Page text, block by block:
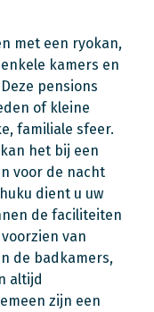
met een ryokan,
kamers en
pensions
of kleine
familiale sfeer.
het bij een
voor de nacht
dient u uw
de faciliteiten
van
de badkamers,
altijd
zijn een